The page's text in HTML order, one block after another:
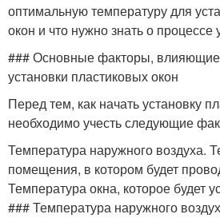
оптимальную температуру для
окон и что нужно знать о процессе
### Основные факторы, влияющие
установки пластиковых окон
Перед тем, как начать установку
необходимо учесть следующие
Температура наружного воздуха.
помещения, в котором будет
Температура окна, которое будет
### Температура наружного